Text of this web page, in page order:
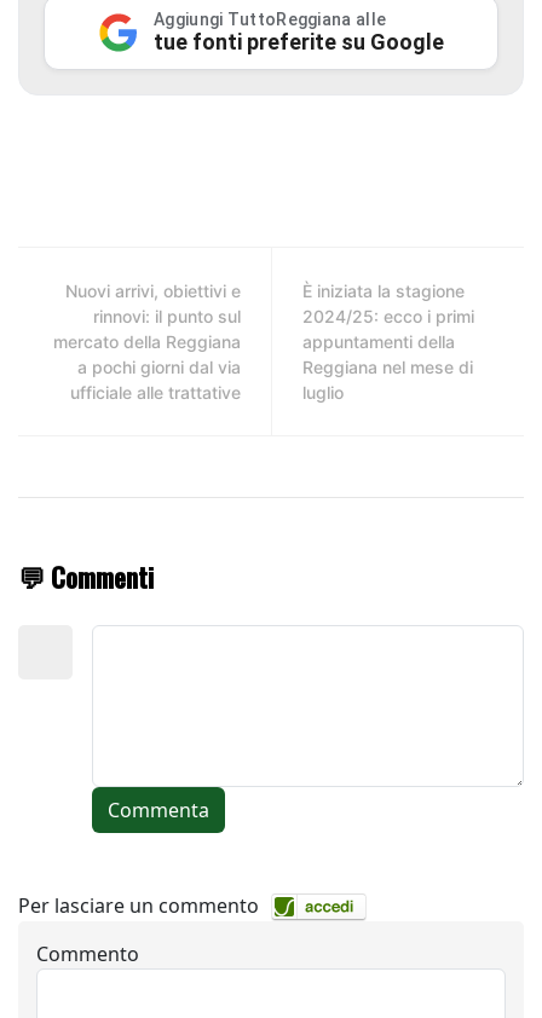
Aggiungi TuttoReggiana alle
tue fonti preferite su Google
Nuovi arrivi, obiettivi e
rinnovi: il punto sul
mercato della Reggiana
a pochi giorni dal via
ufficiale alle trattative
È iniziata la stagione
2024/25: ecco i primi
appuntamenti della
Reggiana nel mese di
luglio
💬 Commenti